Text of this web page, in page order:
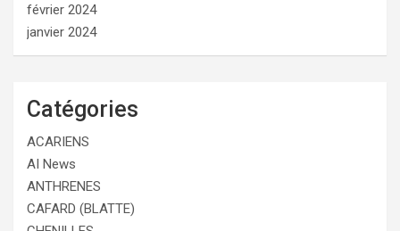
février 2024
janvier 2024
Catégories
ACARIENS
AI News
ANTHRENES
CAFARD (BLATTE)